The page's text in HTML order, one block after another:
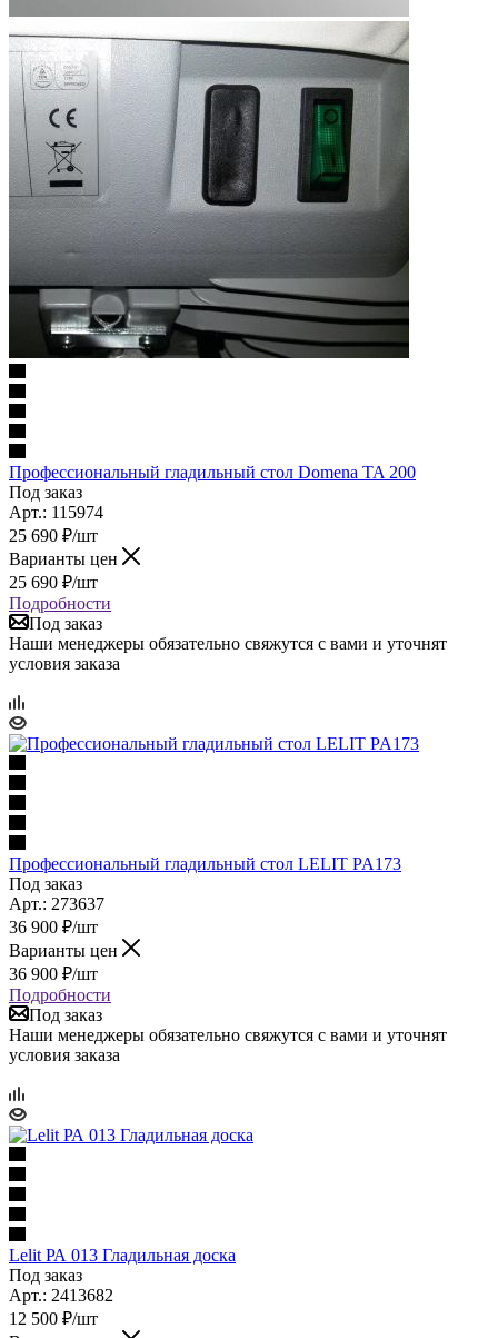
Профессиональный гладильный стол Domena TA 200
Под заказ
Арт.: 115974
25 690 ₽/шт
Варианты цен
25 690 ₽/шт
Подробности
Под заказ
Наши менеджеры обязательно свяжутся с вами и уточнят
условия заказа
Профессиональный гладильный стол LELIT PA173
Под заказ
Арт.: 273637
36 900 ₽/шт
Варианты цен
36 900 ₽/шт
Подробности
Под заказ
Наши менеджеры обязательно свяжутся с вами и уточнят
условия заказа
Lelit РА 013 Гладильная доска
Под заказ
Арт.: 2413682
12 500 ₽/шт